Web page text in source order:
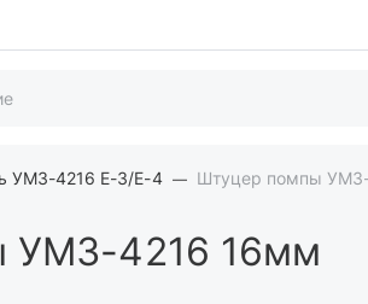
УМЗ-4216 Е-3/Е-4 Штуцер помпы
УМЗ-4216 16мм